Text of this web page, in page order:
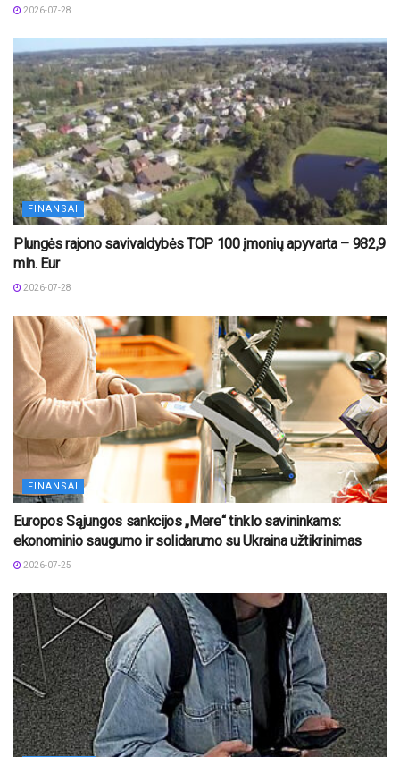
2026-07-28
FINANSAI
Plungės rajono savivaldybės TOP 100 įmonių apyvarta – 982,9
mln. Eur
2026-07-28
FINANSAI
Europos Sąjungos sankcijos „Mere“ tinklo savininkams:
ekonominio saugumo ir solidarumo su Ukraina užtikrinimas
2026-07-25